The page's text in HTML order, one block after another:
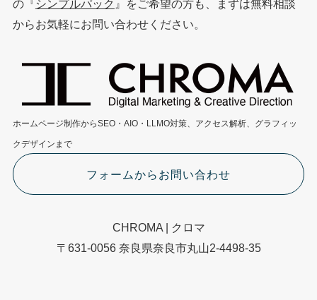
の『シンプルパック 』をご希望の方も、まずは無料相談
からお気軽にお問い合わせください。
ホームページ制作からSEO・AIO・LLMO対策、アクセス解析、グラフィッ
クデザインまで
フォームからお問い合わせ
CHROMA | クロマ
〒631-0056 奈良県奈良市丸山2-4498-35